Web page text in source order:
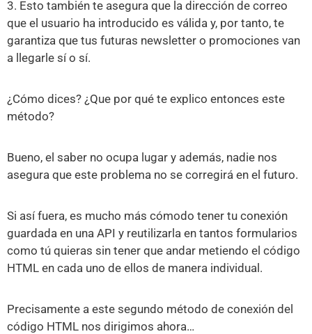
3. Esto también te asegura que la dirección de correo
que el usuario ha introducido es válida y, por tanto, te
garantiza que tus futuras newsletter o promociones van
a llegarle sí o sí.
¿Cómo dices? ¿Que por qué te explico entonces este
método?
Bueno, el saber no ocupa lugar y además, nadie nos
asegura que este problema no se corregirá en el futuro.
Si así fuera, es mucho más cómodo tener tu conexión
guardada en una API y reutilizarla en tantos formularios
como tú quieras sin tener que andar metiendo el código
HTML en cada uno de ellos de manera individual.
Precisamente a este segundo método de conexión del
código HTML nos dirigimos ahora…